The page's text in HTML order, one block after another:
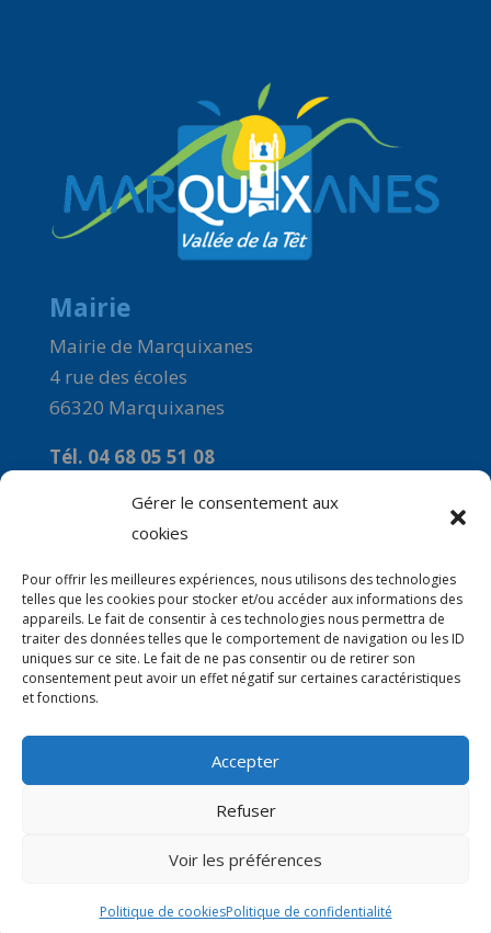
Gérer le consentement aux
cookies
Pour offrir les meilleures expériences, nous utilisons des technologies
telles que les cookies pour stocker et/ou accéder aux informations des
appareils. Le fait de consentir à ces technologies nous permettra de
traiter des données telles que le comportement de navigation ou les ID
uniques sur ce site. Le fait de ne pas consentir ou de retirer son
consentement peut avoir un effet négatif sur certaines caractéristiques
et fonctions.
Accepter
Refuser
Voir les préférences
Politique de cookiesPolitique de confidentialité
Mairie
Mairie de Marquixanes
4 rue des écoles
66320 Marquixanes
Tél. 04 68 05 51 08
Horaires
Du Lundi au Vendredi : 9h00 à 12H00
Le mercredi : 14H00 à 16H00
© 2026 Mairie de Marquixanes | Site Internet